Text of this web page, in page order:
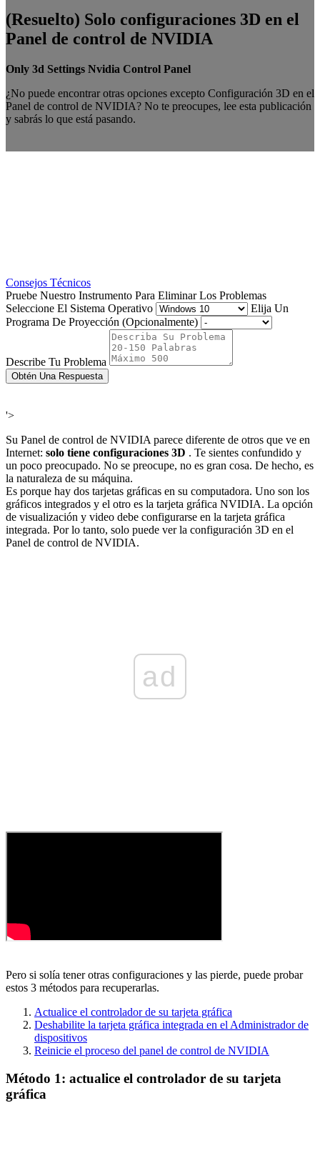
(Resuelto) Solo configuraciones 3D en el
Panel de control de NVIDIA
Only 3d Settings Nvidia Control Panel
¿No puede encontrar otras opciones excepto Configuración 3D en el
Panel de control de NVIDIA? No te preocupes, lee esta publicación
y sabrás lo que está pasando.
Consejos Técnicos
Pruebe Nuestro Instrumento Para Eliminar Los Problemas
Seleccione El Sistema Operativo
Elija Un
Programa De Proyección (Opcionalmente)
Describe Tu Problema
Obtén Una Respuesta
'>
Su Panel de control de NVIDIA parece diferente de otros que ve en
Internet: solo tiene configuraciones 3D . Te sientes confundido y
un poco preocupado. No se preocupe, no es gran cosa. De hecho, es
la naturaleza de su máquina.
Es porque hay dos tarjetas gráficas en su computadora. Uno son los
gráficos integrados y el otro es la tarjeta gráfica NVIDIA. La opción
de visualización y video debe configurarse en la tarjeta gráfica
integrada. Por lo tanto, solo puede ver la configuración 3D en el
Panel de control de NVIDIA.
ad
Pero si solía tener otras configuraciones y las pierde, puede probar
estos 3 métodos para recuperarlas.
Actualice el controlador de su tarjeta gráfica
Deshabilite la tarjeta gráfica integrada en el Administrador de
dispositivos
Reinicie el proceso del panel de control de NVIDIA
Método 1: actualice el controlador de su tarjeta
gráfica